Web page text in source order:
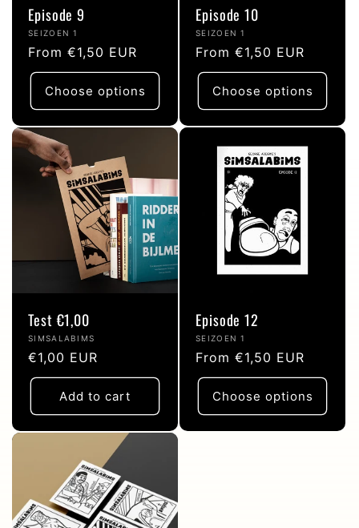
Episode 9
Vendor:
SEIZOEN 1
Regular
price
From €1,50 EUR
Choose options
Episode 10
Vendor:
SEIZOEN 1
Regular
price
From €1,50 EUR
Choose options
Test €1,00
Vendor:
SIMSALABIMS
Regular
price
€1,00 EUR
Add to cart
Episode 12
Vendor:
SEIZOEN 1
Regular
price
From €1,50 EUR
Choose options